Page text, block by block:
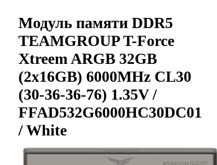
Модуль памяти DDR5
TEAMGROUP T-Force
Xtreem ARGB 32GB
(2x16GB) 6000MHz CL30
(30-36-36-76) 1.35V /
FFAD532G6000HC30DC01
/ White